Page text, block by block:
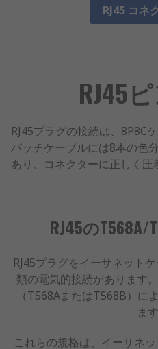
RJ45 コネ
RJ45
RJ45プラグの接続は、8P8C
パッチケーブルには8本の色
あり、コネクターに正しく圧
RJ45のT568A/
RJ45プラグをイーサネット
類の電気的接続があります
（T568AまたはT568B）に
ます
これらの規格は、イーサネ